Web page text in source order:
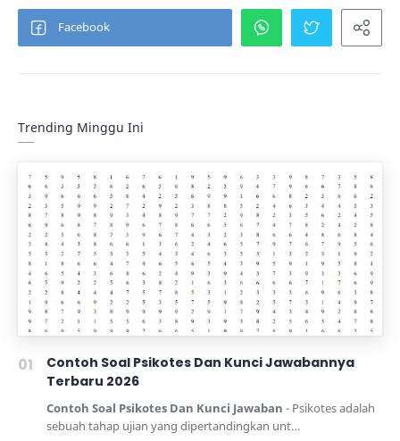
Trending Minggu Ini
Contoh Soal Psikotes Dan Kunci Jawabannya
Terbaru 2026
Contoh Soal Psikotes Dan Kunci Jawaban - Psikotes adalah
sebuah tahap ujian yang dipertandingkan unt…